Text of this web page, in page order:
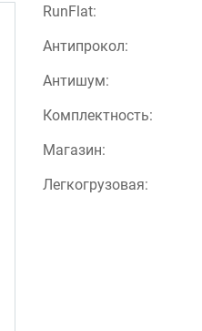
RunFlat:
Антипрокол:
Антишум:
Комплектность:
Магазин:
Легкогрузовая: